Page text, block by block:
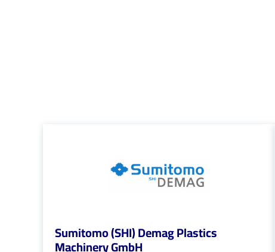
Sumitomo (SHI) Demag Plastics
Machinery GmbH